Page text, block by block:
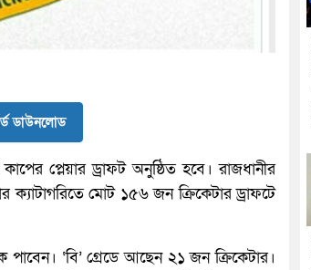
ডাউনলোড
প্লেয়ার ড্রাফট অনুষ্ঠিত হবে। রাজধানীর
মোট ১৫৬ জন ক্রিকেটার ড্রাফটে
পাবেন। ‘বি’ গ্রেডে আছেন ২১ জন ক্রিকেটার।